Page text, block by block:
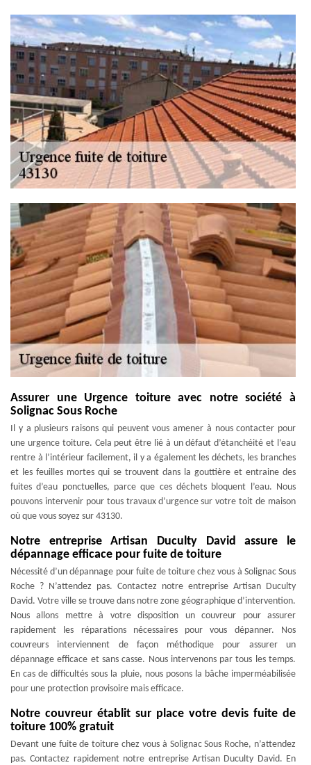
Assurer une Urgence toiture avec notre société à
Solignac Sous Roche
Il y a plusieurs raisons qui peuvent vous amener à nous contacter pour
une urgence toiture. Cela peut être lié à un défaut d’étanchéité et l’eau
rentre à l’intérieur facilement, il y a également les déchets, les branches
et les feuilles mortes qui se trouvent dans la gouttière et entraine des
fuites d’eau ponctuelles, parce que ces déchets bloquent l’eau. Nous
pouvons intervenir pour tous travaux d’urgence sur votre toit de maison
où que vous soyez sur 43130.
Notre entreprise Artisan Duculty David assure le
dépannage efficace pour fuite de toiture
Nécessité d’un dépannage pour fuite de toiture chez vous à Solignac Sous
Roche ? N’attendez pas. Contactez notre entreprise Artisan Duculty
David. Votre ville se trouve dans notre zone géographique d’intervention.
Nous allons mettre à votre disposition un couvreur pour assurer
rapidement les réparations nécessaires pour vous dépanner. Nos
couvreurs interviennent de façon méthodique pour assurer un
dépannage efficace et sans casse. Nous intervenons par tous les temps.
En cas de difficultés sous la pluie, nous posons la bâche imperméabilisée
pour une protection provisoire mais efficace.
Notre couvreur établit sur place votre devis fuite de
toiture 100% gratuit
Devant une fuite de toiture chez vous à Solignac Sous Roche, n’attendez
pas. Contactez rapidement notre entreprise Artisan Duculty David. En